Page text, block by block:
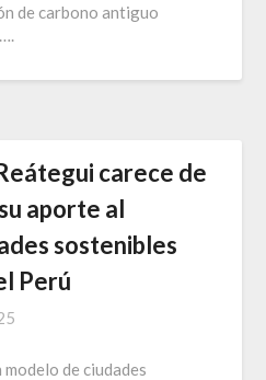
de carbono antiguo
carece de
aporte al
sostenibles
Perú
modelo de ciudades